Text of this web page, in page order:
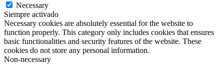
Necessary
Siempre activado
Necessary cookies are absolutely essential for the website to
function properly. This category only includes cookies that ensures
basic functionalities and security features of the website. These
cookies do not store any personal information.
Non-necessary